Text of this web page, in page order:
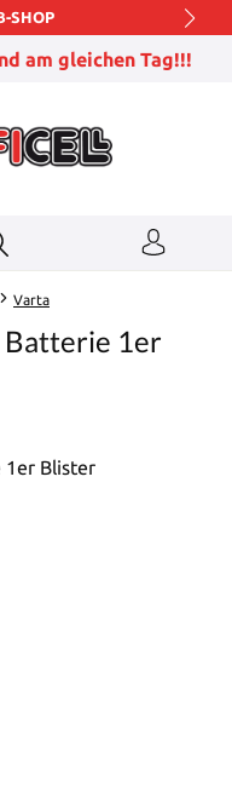
SHOP
am gleichen Tag!!!
Varta
1er